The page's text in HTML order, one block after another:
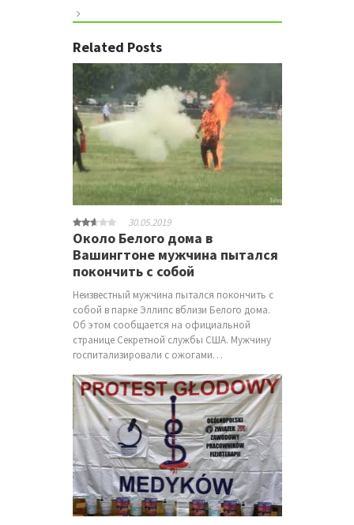
Related Posts
30.05.2019
Около Белого дома в
Вашингтоне мужчина пытался
покончить с собой
Неизвестный мужчина пытался покончить с
собой в парке Эллипс вблизи Белого дома.
Об этом сообщается на официальной
странице Секретной службы США. Мужчину
госпитализировали с ожогами…